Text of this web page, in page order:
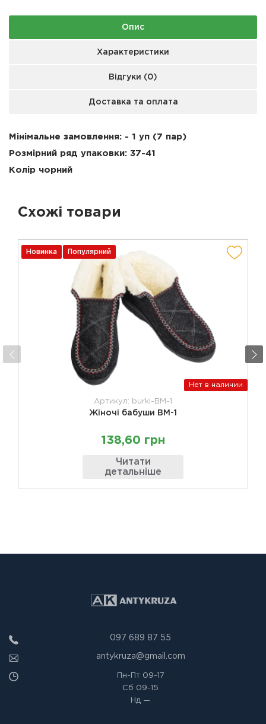
Опис
Характеристики
Відгуки (0)
Доставка та оплата
Мінімальне замовлення: - 1 уп (7 пар)
Розмірний ряд упаковки: 37-41
Колір чорний
Схожі товари
Новинка Популярний
Нет в наличии
Артикул: burki-BM-1
Жіночі бабуши BM-1
138,60 грн
Читати
детальніше
097 689 87 55
antykruza@gmail.com
Пн-Пт09-17
Сб 09-15
Нд —